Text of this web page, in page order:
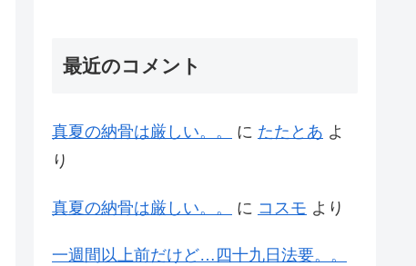
最近のコメント
真夏の納骨は厳しい。。 に たたとあ よ
り
真夏の納骨は厳しい。。 に コスモ より
一週間以上前だけど…四十九日法要。。